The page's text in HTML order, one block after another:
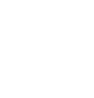
新